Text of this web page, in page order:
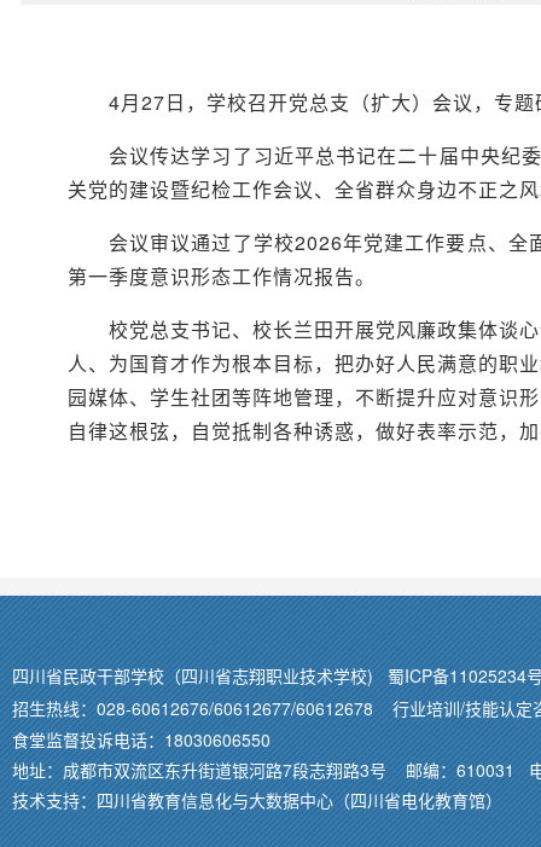
4月27日，学校召开党总支（扩大）会议，专
会议传达学习了习近平总书记在二十届中央纪
关党的建设暨纪检工作会议、全省群众身边不正之
会议审议通过了学校2026年党建工作要点、
第一季度意识形态工作情况报告。
校党总支书记、校长兰田开展党风廉政集体谈
人、为国育才作为根本目标，把办好人民满意的职
园媒体、学生社团等阵地管理，不断提升应对意识
自律这根弦，自觉抵制各种诱惑，做好表率示范，
四川省民政干部学校（四川省志翔职业技术学校)
蜀ICP备11025234
招生热线：028-60612676/60612677/60612678 行业培训/技能认定
食堂监督投诉电话：18030606550
地址：成都市双流区东升街道银河路7段志翔路3号 邮编：610031
技术支持： 四川省教育信息化与大数据中心（四川省电化教育馆）